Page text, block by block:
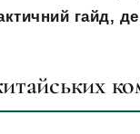
гайд,